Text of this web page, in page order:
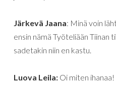
Järkevä Jaana: Minä voin
ensin nämä Työteliään Tiinan
sadetakin niin en kastu.
Luova Leila: Oi miten